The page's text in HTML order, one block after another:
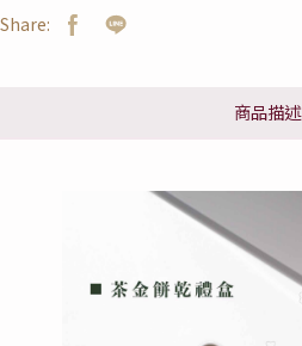
Share:
商品描述